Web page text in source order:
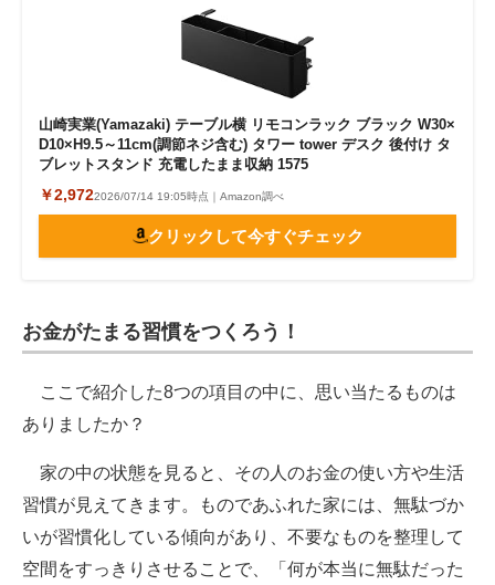
山崎実業(Yamazaki) テーブル横 リモコンラック ブラック W30×
D10×H9.5～11cm(調節ネジ含む) タワー tower デスク 後付け タ
ブレットスタンド 充電したまま収納 1575
￥2,9722026/07/14 19:05時点｜Amazon調べ
クリックして今すぐチェック
お金がたまる習慣をつくろう！
ここで紹介した8つの項目の中に、思い当たるものは
ありましたか？
家の中の状態を見ると、その人のお金の使い方や生活
習慣が見えてきます。ものであふれた家には、無駄づか
いが習慣化している傾向があり、不要なものを整理して
空間をすっきりさせることで、「何が本当に無駄だった